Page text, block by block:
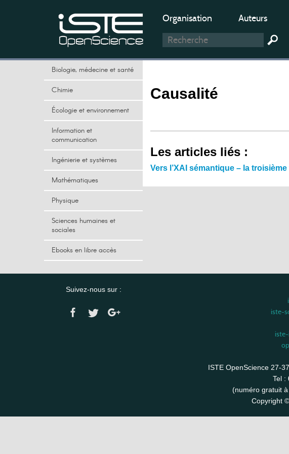
Organisation Auteurs
Biologie, médecine et santé
Chimie
Écologie et environnement
Information et
communication
Ingénierie et systèmes
Mathématiques
Physique
Sciences humaines et
sociales
Ebooks en libre accès
Causalité
Les articles liés :
Vers l’XAI sémantique – la
Suivez-nous sur :
iste-
ISTE OpenScience 27-
Tel :
(numéro gratuit à
Copyright